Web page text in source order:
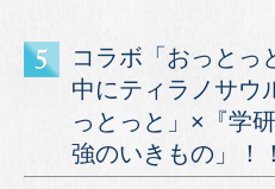
コラボ「おっとっ
中にティラノサウ
っとっと」×『学
強のいきもの」！！